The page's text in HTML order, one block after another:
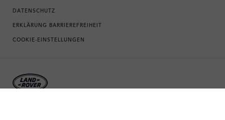
DATENSCHUTZ
ERKLÄRUNG BARRIEREFREIHEIT
COOKIE-EINSTELLUNGEN